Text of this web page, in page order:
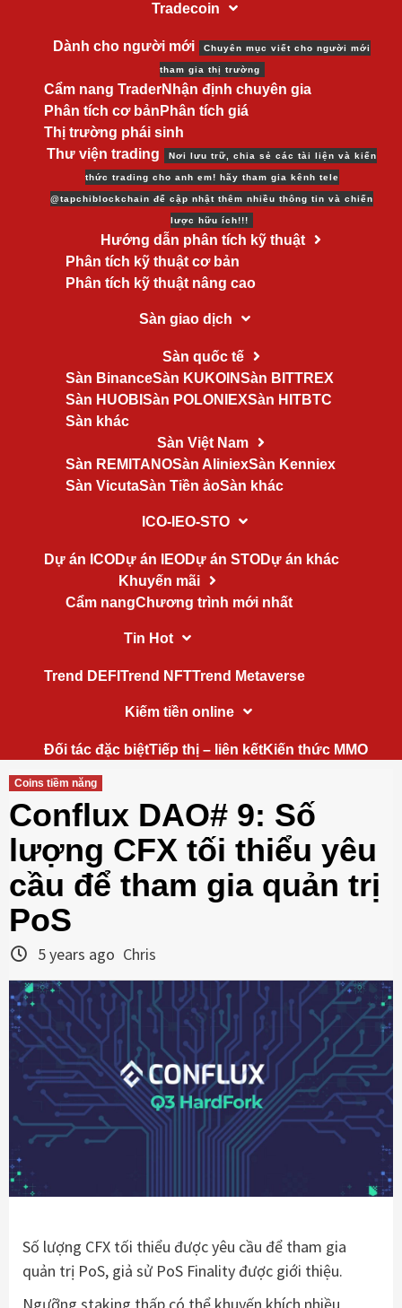
Tradecoin
Dành cho người mới Chuyên mục viết cho người mới
tham gia thị trường
Cẩm nang TraderNhận định chuyên gia
Phân tích cơ bản Phân tích giá
Thị trường phái sinh
Thư viện trading
Nơi lưu trữ, chia sẻ các tài liện và kiến
thức trading cho anh em! hãy tham gia kênh tele
@tapchiblockchain để cập nhật thêm nhiều thông tin và chiến
lược hữu ích!!!
Hướng dẫn phân tích kỹ thuật
Phân tích kỹ thuật cơ bản
Phân tích kỹ thuật nâng cao
Sàn giao dịch
Sàn quốc tế
Sàn BinanceSàn KUKOINSàn BITTREX
Sàn HUOBI Sàn POLONIEXSàn HITBTC
Sàn khác
Sàn Việt Nam
Sàn REMITANOSàn AliniexSàn Kenniex
Sàn VicutaSàn Tiền ảoSàn khác
ICO-IEO-STO
Dự án ICODự án IEODự án STODự án khác
Khuyến mãi
Cẩm nangChương trình mới nhất
Tin Hot
Trend DEFI Trend NFTTrend Metaverse
Kiếm tiền online
Đối tác đặc biệtTiếp thị – liên kếtKiến thức MMO
Coins tiềm năng
Conflux DAO# 9: Số
lượng CFX tối thiểu yêu
cầu để tham gia quản trị
PoS
5 years ago Chris
Số lượng CFX tối thiểu được yêu cầu để tham gia
quản trị PoS, giả sử PoS Finality được giới thiệu.
Ngưỡng staking thấp có thể khuyến khích nhiều